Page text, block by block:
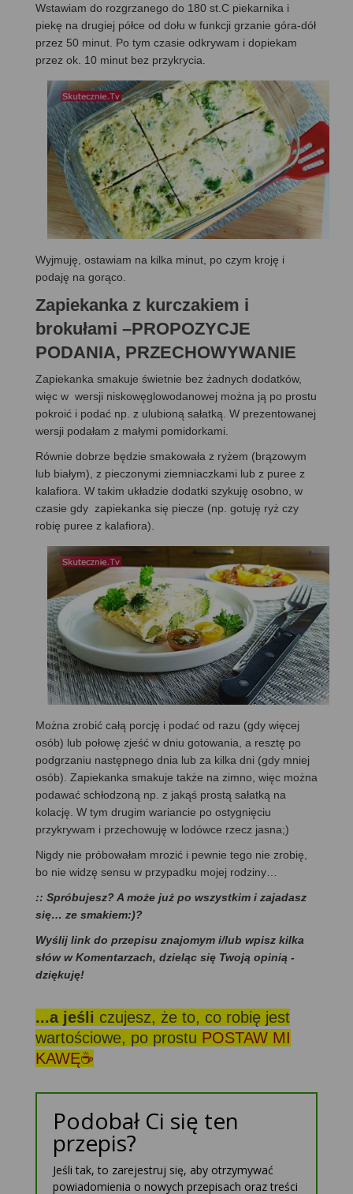
Wstawiam do rozgrzanego do 180 st.C piekarnika i
piekę na drugiej półce od dołu w funkcji grzanie góra-dół
przez 50 minut. Po tym czasie odkrywam i dopiekam
przez ok. 10 minut bez przykrycia.
Wyjmuję, ostawiam na kilka minut, po czym kroję i
podaję na gorąco.
Zapiekanka z kurczakiem i
brokułami –PROPOZYCJE
PODANIA, PRZECHOWYWANIE
Zapiekanka smakuje świetnie bez żadnych dodatków,
więc w wersji niskowęglowodanowej można ją po prostu
pokroić i podać np. z ulubioną sałatką. W prezentowanej
wersji podałam z małymi pomidorkami.
Równie dobrze będzie smakowała z ryżem (brązowym
lub białym), z pieczonymi ziemniaczkami lub z puree z
kalafiora. W takim układzie dodatki szykuję osobno, w
czasie gdy zapiekanka się piecze (np. gotuję ryż czy
robię puree z kalafiora).
Można zrobić całą porcję i podać od razu (gdy więcej
osób) lub połowę zjeść w dniu gotowania, a resztę po
podgrzaniu następnego dnia lub za kilka dni (gdy mniej
osób). Zapiekanka smakuje także na zimno, więc można
podawać schłodzoną np. z jakąś prostą sałatką na
kolację. W tym drugim wariancie po ostygnięciu
przykrywam i przechowuję w lodówce rzecz jasna;)
Nigdy nie próbowałam mrozić i pewnie tego nie zrobię,
bo nie widzę sensu w przypadku mojej rodziny…
:: Spróbujesz? A może już po wszystkim i zajadasz
się… ze smakiem:)?
Wyślij link do przepisu znajomym i/lub wpisz kilka
słów w Komentarzach, dzieląc się Twoją opinią -
dziękuję!
...a jeśli czujesz, że to, co robię jest
wartościowe, po prostu POSTAW MI
KAWĘ☕
Podobał Ci się ten
przepis?
Jeśli tak, to zarejestruj się, aby otrzymywać
powiadomienia o nowych przepisach oraz treści